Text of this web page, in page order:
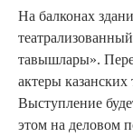
На балконах
тавышлары».
актеры
Выступление
этом на деловом